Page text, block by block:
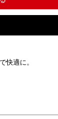
快適に。
出かけいただけ